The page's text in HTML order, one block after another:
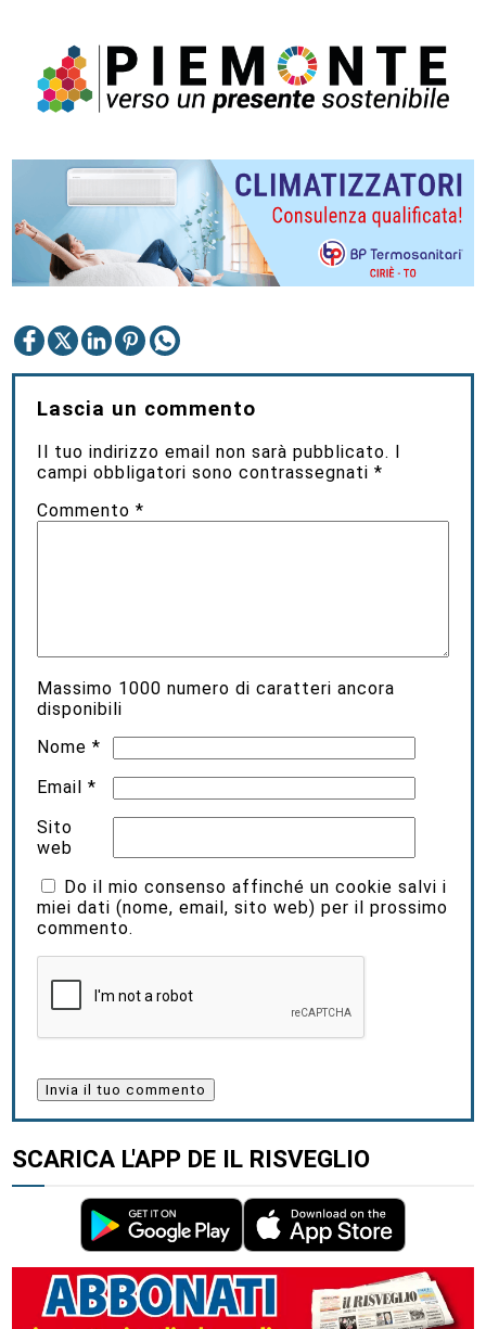
Lascia un commento
Il tuo indirizzo email non sarà pubblicato. I
campi obbligatori sono contrassegnati*
Commento*
Massimo 1000 numero di caratteri ancora
disponibili
Nome*
Email*
Sito
web
Do il mio consenso affinché un cookie salvi i
miei dati (nome, email, sito web) per il prossimo
commento.
SCARICA L'APP DE IL RISVEGLIO